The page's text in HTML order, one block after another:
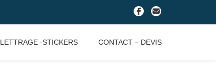
fa-
facebook
fa-
envelope
LETTRAGE -STICKERS CONTACT – DEVIS